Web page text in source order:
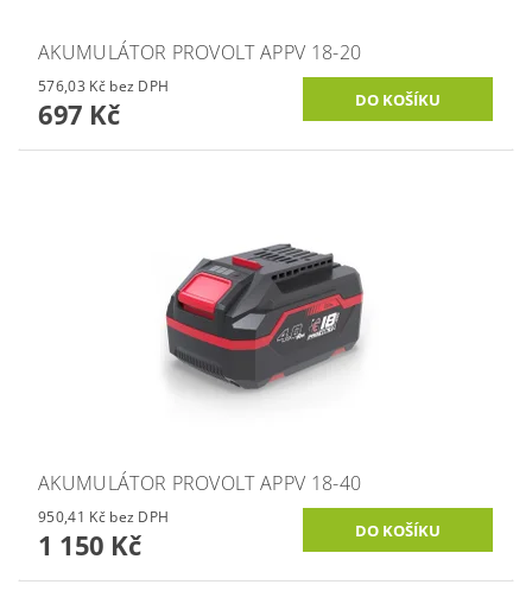
AKUMULÁTOR PROVOLT APPV 18-20
576,03 Kč bez DPH
697 Kč
AKUMULÁTOR PROVOLT APPV 18-40
950,41 Kč bez DPH
1 150 Kč